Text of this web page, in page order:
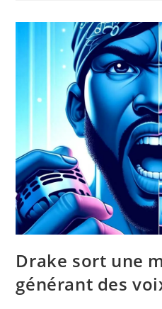
L’IA
Dans
Drake sort une
générant des